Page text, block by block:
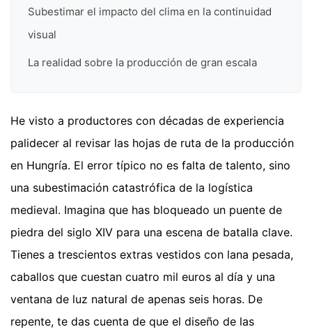
Subestimar el impacto del clima en la continuidad
visual
La realidad sobre la producción de gran escala
He visto a productores con décadas de experiencia
palidecer al revisar las hojas de ruta de la producción
en Hungría. El error típico no es falta de talento, sino
una subestimación catastrófica de la logística
medieval. Imagina que has bloqueado un puente de
piedra del siglo XIV para una escena de batalla clave.
Tienes a trescientos extras vestidos con lana pesada,
caballos que cuestan cuatro mil euros al día y una
ventana de luz natural de apenas seis horas. De
repente, te das cuenta de que el diseño de las